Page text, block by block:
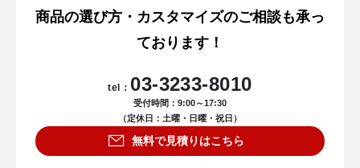
商品の選び方・カスタマイズのご相談も承っ
ております！
tel： 03-3233-8010
受付時間：9:00～17:30
（定休日：土曜・日曜・祝日）
無料で見積りはこちら